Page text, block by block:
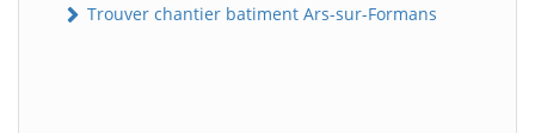
Trouver chantier batiment Ars-sur-Formans